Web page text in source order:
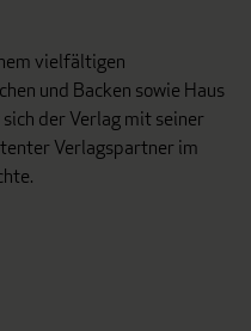
vielfältigen
und Backen sowie Haus
der Verlag mit seiner
Verlagspartner im